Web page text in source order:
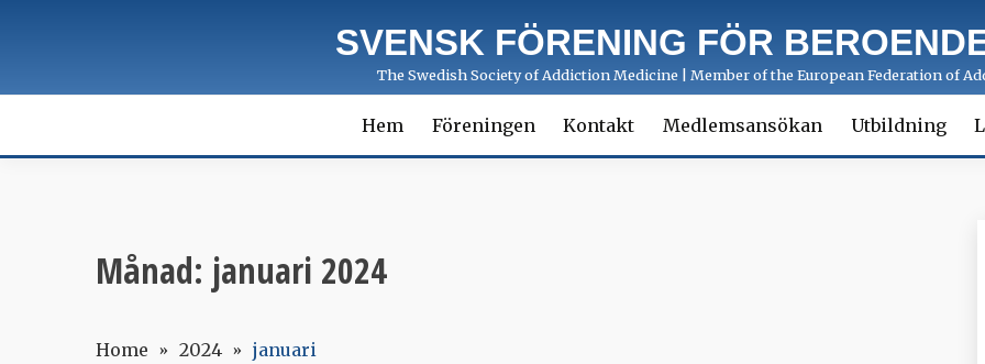
SVENSK FÖRENING FÖR
The Swedish Society of Addiction Medicine | Member of the European Federation of
Hem Föreningen Kontakt Medlemsansökan Utbildning
Månad: januari 2024
Home 2024 januari